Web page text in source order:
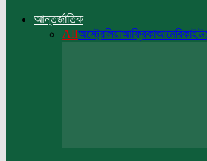
আন্তর্জাতিক
Allঅস্ট্রেলিয়াআফ্রিকাআমেরিকা